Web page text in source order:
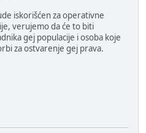
iskorišćen za operativne
verujemo da će to biti
gej populacije i osoba koje
za ostvarenje gej prava.